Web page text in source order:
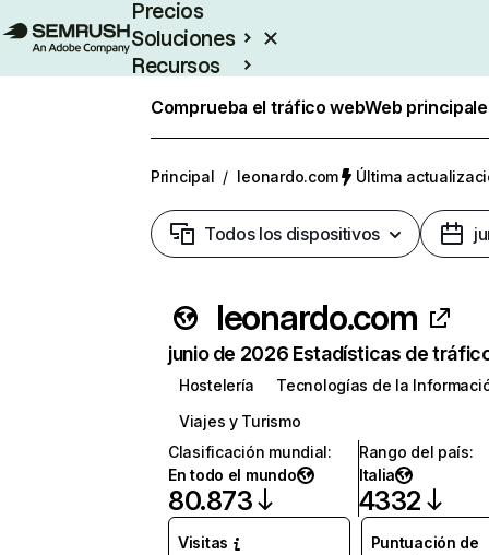
Precios
Soluciones
Recursos
Comprueba el tráfico webWeb
Principal / leonardo.com Última
Todos los dispositivos
leonardo.com
junio de 2026 Estadísticas de
Hostelería
Tecnologías de la
Viajes y Turismo
Clasificación mundial:
En todo el mundo
80.873
Rango del país:
Italia
4332
Visitas
Puntuación de